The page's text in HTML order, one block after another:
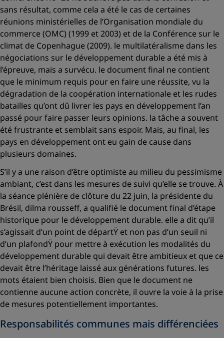
sans résultat, comme cela a été le cas de certaines
réunions ministérielles de l’Organisation mondiale du
commerce (OMC) (1999 et 2003) et de la Conférence sur le
climat de Copenhague (2009). le multilatéralisme dans les
négociations sur le développement durable a été mis à
l’épreuve, mais a survécu. le document final ne contient
que le minimum requis pour en faire une réussite, vu la
dégradation de la coopération internationale et les rudes
batailles qu’ont dû livrer les pays en développement l’an
passé pour faire passer leurs opinions. la tâche a souvent
été frustrante et semblait sans espoir. Mais, au final, les
pays en développement ont eu gain de cause dans
plusieurs domaines.
S’il y a une raison d’être optimiste au milieu du pessimisme
ambiant, c’est dans les mesures de suivi qu’elle se trouve. À
la séance plénière de clôture du 22 juin, la présidente du
Brésil, dilma rousseff, a qualifié le document final d’étape
historique pour le développement durable. elle a dit qu’il
s’agissait d’un point de départŸ et non pas d’un seuil ni
d’un plafondŸ pour mettre à exécution les modalités du
développement durable qui devait être ambitieux et que ce
devait être l’héritage laissé aux générations futures. les
mots étaient bien choisis. Bien que le document ne
contienne aucune action concrète, il ouvre la voie à la prise
de mesures potentiellement importantes.
Responsabilités communes mais différenciées